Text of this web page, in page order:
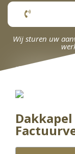
Wij sturen uw